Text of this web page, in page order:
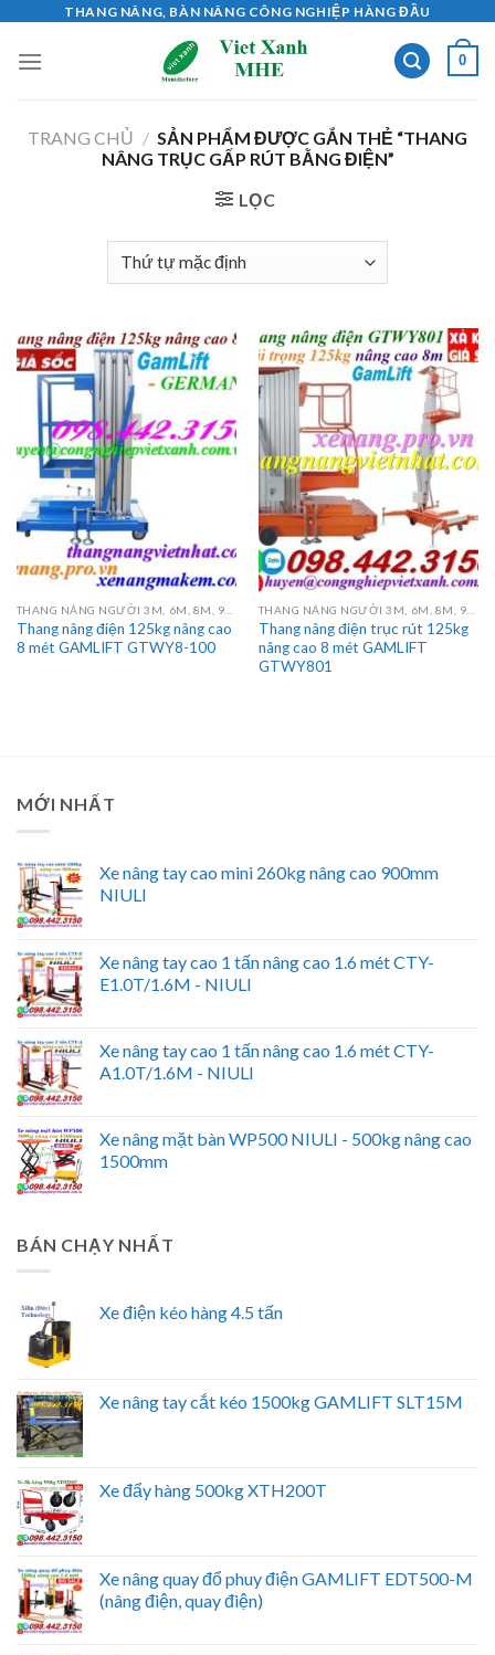
content
THANG NÂNG, BÀN NÂNG CÔNG NGHIỆP HÀNG ĐẦU
0
TRANG CHỦ / SẢN PHẨM ĐƯỢC GẮN THẺ “THANG
NÂNG TRỤC GẤP RÚT BẰNG ĐIỆN”
LỌC
Thang nâng điện 125kg nâng cao
8 mét GAMLIFT GTWY8-100
Thang nâng điện trục rút 125kg
nâng cao 8 mét GAMLIFT
GTWY801
MỚI NHẤT
Xe nâng tay cao mini 260kg nâng cao 900mm
NIULI
Xe nâng tay cao 1 tấn nâng cao 1.6 mét CTY-
E1.0T/1.6M - NIULI
Xe nâng tay cao 1 tấn nâng cao 1.6 mét CTY-
A1.0T/1.6M - NIULI
Xe nâng mặt bàn WP500 NIULI - 500kg nâng cao
1500mm
BÁN CHẠY NHẤT
Xe điện kéo hàng 4.5 tấn
Xe nâng tay cắt kéo 1500kg GAMLIFT SLT15M
Xe đẩy hàng 500kg XTH200T
Xe nâng quay đổ phuy điện GAMLIFT EDT500-M
(nâng điện, quay điện)